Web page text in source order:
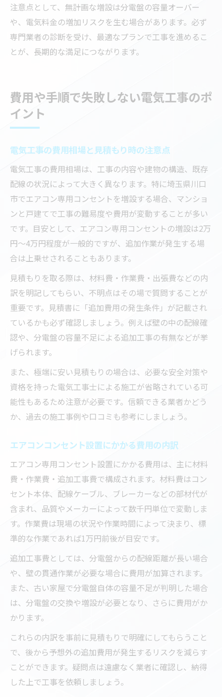
注意点として、無計画な増設は分電盤の容量オーバー
や、電気料金の増加リスクを生む場合があります。必ず
専門業者の診断を受け、最適なプランで工事を進めるこ
とが、長期的な満足につながります。
費用や手順で失敗しない電気工事のポ
イント
電気工事の費用相場と見積もり時の注意点
電気工事の費用相場は、工事の内容や建物の構造、既存
配線の状況によって大きく異なります。特に埼玉県川口
市でエアコン専用コンセントを増設する場合、マンショ
ンと戸建てで工事の難易度や費用が変動することが多い
です。目安として、エアコン専用コンセントの増設は2万
円～4万円程度が一般的ですが、追加作業が発生する場
合は上乗せされることもあります。
見積もりを取る際は、材料費・作業費・出張費などの内
訳を明記してもらい、不明点はその場で質問することが
重要です。見積書に「追加費用の発生条件」が記載され
ているかも必ず確認しましょう。例えば壁の中の配線確
認や、分電盤の容量不足による追加工事の有無などが挙
げられます。
また、極端に安い見積もりの場合は、必要な安全対策や
資格を持った電気工事士による施工が省略されている可
能性もあるため注意が必要です。信頼できる業者かどう
か、過去の施工事例や口コミも参考にしましょう。
エアコンコンセント設置にかかる費用の内訳
エアコン専用コンセント設置にかかる費用は、主に材料
費・作業費・追加工事費で構成されます。材料費はコン
セント本体、配線ケーブル、ブレーカーなどの部材代が
含まれ、品質やメーカーによって数千円単位で変動しま
す。作業費は現場の状況や作業時間によって決まり、標
準的な作業であれば1万円前後が目安です。
追加工事費としては、分電盤からの配線距離が長い場合
や、壁の貫通作業が必要な場合に費用が加算されます。
また、古い家屋で分電盤自体の容量不足が判明した場合
は、分電盤の交換や増設が必要となり、さらに費用がか
かります。
これらの内訳を事前に見積もりで明確にしてもらうこと
で、後から予想外の追加費用が発生するリスクを減らす
ことができます。疑問点は遠慮なく業者に確認し、納得
した上で工事を依頼しましょう。